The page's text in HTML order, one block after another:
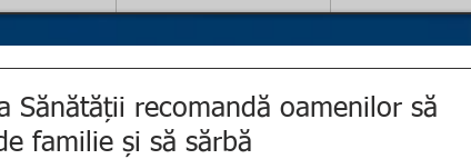
Sănătății recomandă oamenilor să
familie și să sărbă